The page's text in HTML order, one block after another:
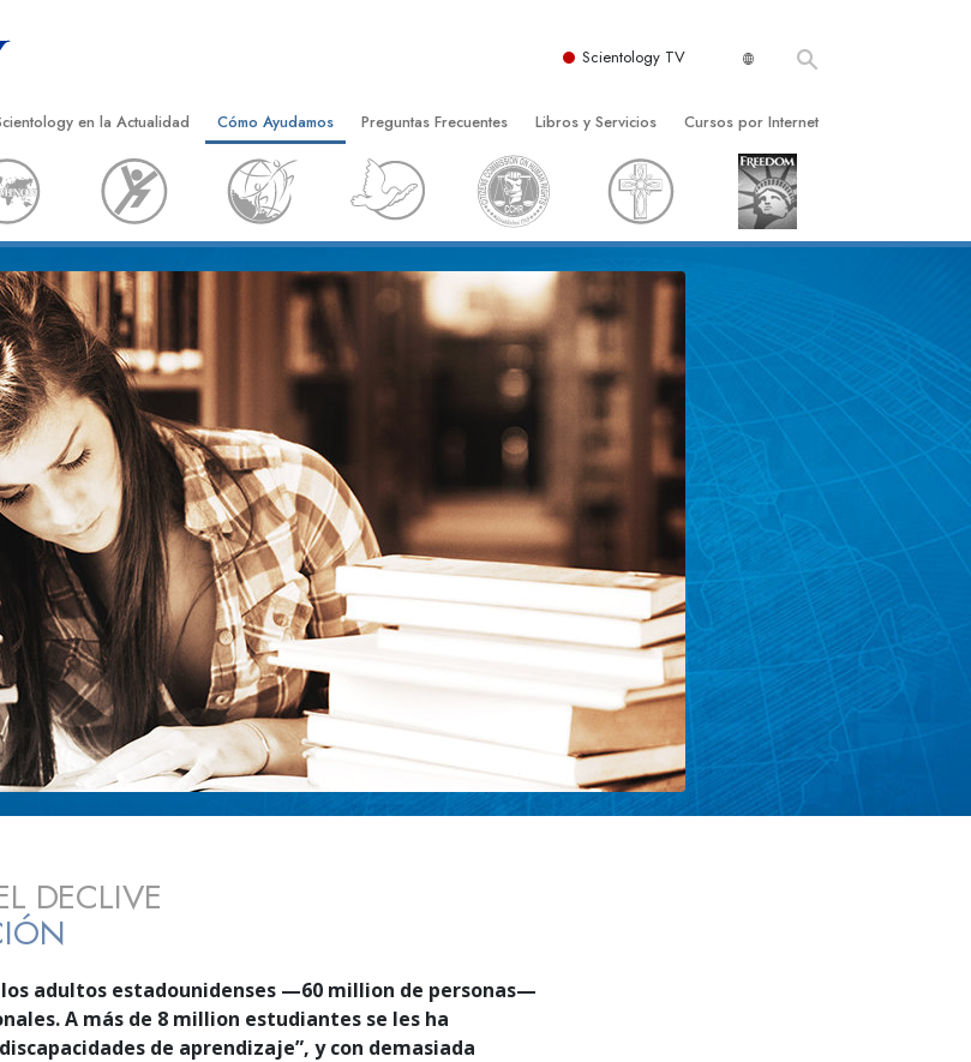
Scientology TV
Iglesia
de Scientology
Avanzadas
de Flag
al Mundo
en la Actualidad
Inauguraciones
de Scientology
Miscavige: Líder Eclesiástico de
Cómo Ayudamos
El Camino a la Felicidad
Applied Scholastics
Criminon
La Verdad Sobre las Drogas
Unidos por los Derechos Humanos
Comisión de Ciudadanos por los
Derechos Humanos
Ministros Voluntarios de Scientology
Preguntas Frecuentes
Antecedentes y principios básicos
Dentro de una Iglesia
La Organización de Scientology
Libros y Servicios
Libros Iniciales
Conferencias Introductorias
Películas Introductorias
Cursos por Internet
Cómo Resolver los Conflictos
Las Dinámicas de la Existencia
Los Componentes de la Comprensión
Soluciones para un Entorno Peligroso
Ayudas para Enfermedades y Lesiones
La Integridad y la Honestidad
El Matrimonio
La Escala Tonal Emocional
Respuestas a las Drogas
Los Niños
Herramientas para el Entorno Laboral
La Ética y las
Condiciones
La Causa de la Supresión
Investigaciones
DECLIVE
adultos estadounidenses —60 million de personas—
A más de 8 million estudiantes se les ha
de aprendizaje”, y con demasiada